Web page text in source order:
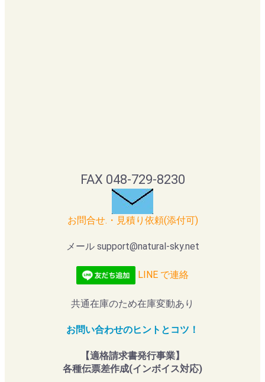
FAX 048-729-8230
お問合せ.・見積り依頼(添付可)
メール support@natural-sky.net
LINE で連絡
共通在庫のため在庫変動あり
お問い合わせのヒントとコツ！
【適格請求書発行事業】
各種伝票差作成(インボイス対応)